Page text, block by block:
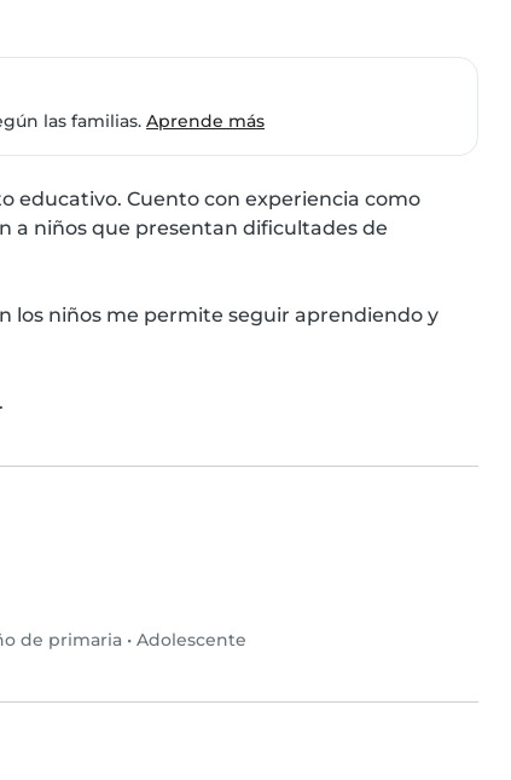
las familias. Aprende más
educativo. Cuento con experiencia como
a niños que presentan dificultades de
los niños me permite seguir aprendiendo y
de primaria • Adolescente